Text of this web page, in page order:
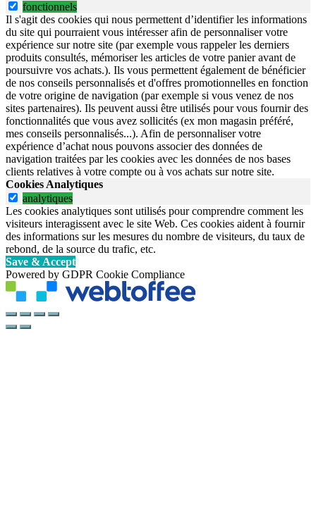
fonctionnels
Il s'agit des cookies qui nous permettent d’identifier les informations
du site qui pourraient vous intéresser afin de personnaliser votre
expérience sur notre site (par exemple vous rappeler les derniers
produits consultés, mémoriser les articles de votre panier avant de
poursuivre vos achats.). Ils vous permettent également de bénéficier
de nos conseils personnalisés et d'offres promotionnelles en fonction
de votre origine de navigation (par exemple si vous venez de nos
sites partenaires). Ils peuvent aussi être utilisés pour vous fournir des
fonctionnalités que vous avez sollicités (ex mon magasin préféré,
mes conseils personnalisés...). Afin de personnaliser votre
expérience d’achat nous pouvons associer des données de
navigation traitées par les cookies avec les données de nos bases
clients relatives à votre compte ou à vos achats sur notre site.
Cookies Analytiques
analytiques
Les cookies analytiques sont utilisés pour comprendre comment les
visiteurs interagissent avec le site Web. Ces cookies aident à fournir
des informations sur les mesures du nombre de visiteurs, du taux de
rebond, de la source du trafic, etc.
Save & Accept
Powered by GDPR Cookie Compliance